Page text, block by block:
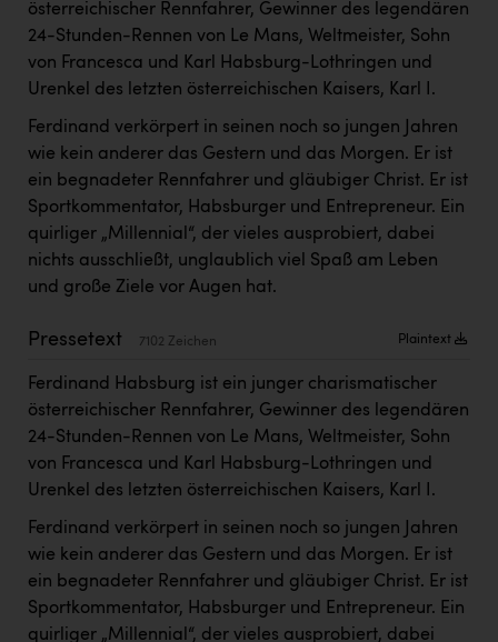
KEBA
KIWI Kinderwunsch Institut Dr. Loimer
Kleider Bauer
Kremsmüller Anlagenbau GmbH
Maximarkt
Oldtimer Raststationen und Motorhotels
PEZ
PÜSPÖK
REMAX
RE/MAX Welcome
Resch&Frisch
österreichischer Rennfahrer, Gewinner des legendären
24-Stunden-Rennen von Le Mans, Weltmeister, Sohn
von Francesca und Karl Habsburg-Lothringen und
Urenkel des letzten österreichischen Kaisers, Karl I.
Ferdinand verkörpert in seinen noch so jungen Jahren
wie kein anderer das Gestern und das Morgen. Er ist
ein begnadeter Rennfahrer und gläubiger Christ. Er ist
Sportkommentator, Habsburger und Entrepreneur. Ein
quirliger „Millennial“, der vieles ausprobiert, dabei
nichts ausschließt, unglaublich viel Spaß am Leben
und große Ziele vor Augen hat.
Pressetext 7102 Zeichen Plaintext
Ferdinand Habsburg ist ein junger charismatischer
österreichischer Rennfahrer, Gewinner des legendären
24-Stunden-Rennen von Le Mans, Weltmeister, Sohn
von Francesca und Karl Habsburg-Lothringen und
Urenkel des letzten österreichischen Kaisers, Karl I.
Ferdinand verkörpert in seinen noch so jungen Jahren
wie kein anderer das Gestern und das Morgen. Er ist
ein begnadeter Rennfahrer und gläubiger Christ. Er ist
Sportkommentator, Habsburger und Entrepreneur. Ein
quirliger „Millennial“, der vieles ausprobiert, dabei